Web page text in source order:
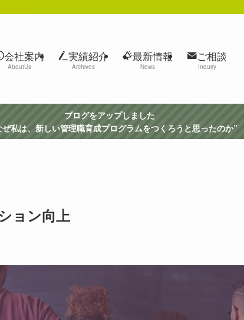
会社案内
AboutUs
実績紹介
Archives
最新情報
News
ご相談
Inquiry
ブログをアップしました
私は、新しい管理職育成プログラムをつくろうと思ったのか”
ョン向上